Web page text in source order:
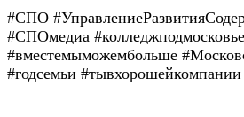
#СПО
#СПОмедиа #колледжподмосковье
#вместемыможембольше
#годсемьи #тывхорошейкомпании